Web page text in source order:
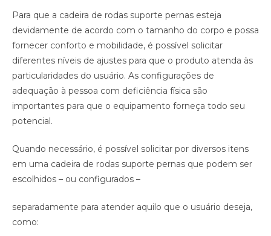
Para que a cadeira de rodas suporte pernas esteja
devidamente de acordo com o tamanho do corpo e possa
fornecer conforto e mobilidade, é possível solicitar
diferentes níveis de ajustes para que o produto atenda às
particularidades do usuário. As configurações de
adequação à pessoa com deficiência física são
importantes para que o equipamento forneça todo seu
potencial.
Quando necessário, é possível solicitar por diversos itens
em uma cadeira de rodas suporte pernas que podem ser
escolhidos – ou configurados –
separadamente para atender aquilo que o usuário deseja,
como: